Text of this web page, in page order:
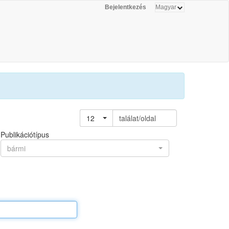
Bejelentkezés
12
találat/oldal
Publikációtípus
bármi